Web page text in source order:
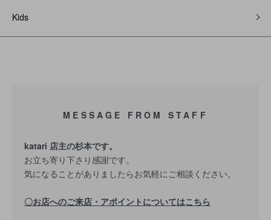
Kids
MESSAGE FROM STAFF
katari 店主の杉本です。
お立ち寄り下さり感謝です。
気になることがありましたらお気軽にご相談ください。
〇お店へのご来店・アポイントについてはこちら